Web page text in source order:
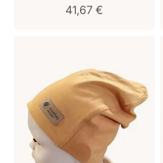
Predajná cena
41,67 €